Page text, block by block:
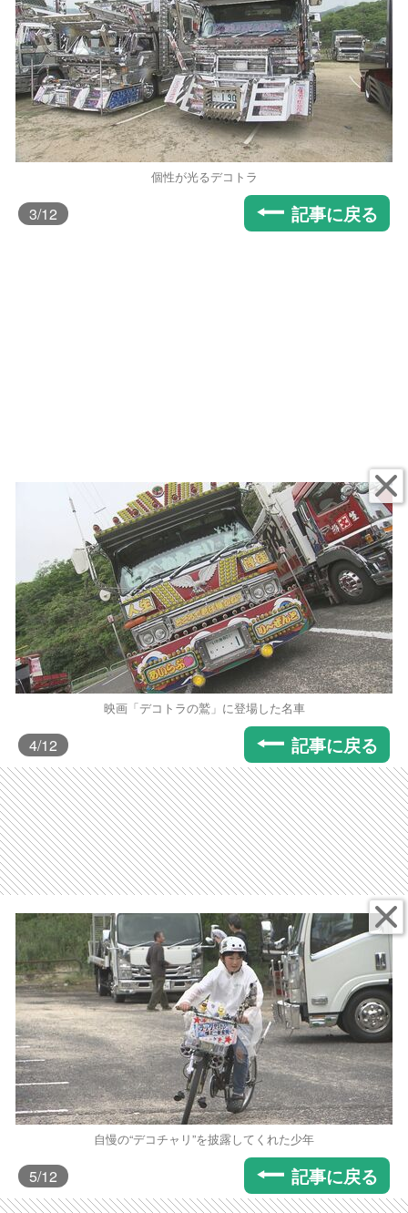
個性が光るデコトラ
3/12 記事に戻る
映画「デコトラの鷲」に登場した名車
4/12 記事に戻る
自慢の“デコチャリ”を披露してくれた少年
5/12 記事に戻る